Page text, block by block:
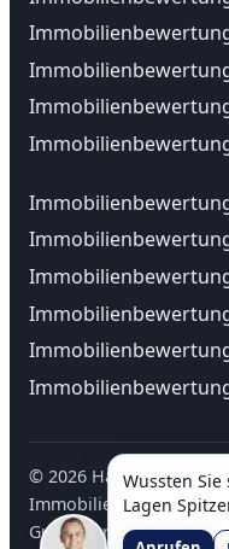
© 2026 Haus
Immobilienbewertung
Gutachter bundesweit |
Wussten
Lagen